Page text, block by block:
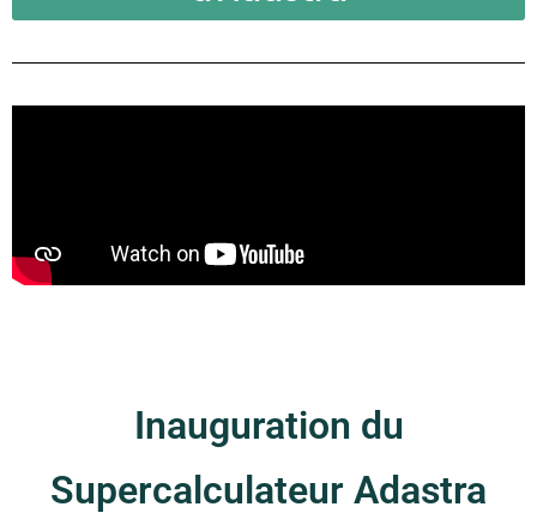
Inauguration du
Supercalculateur Adastra